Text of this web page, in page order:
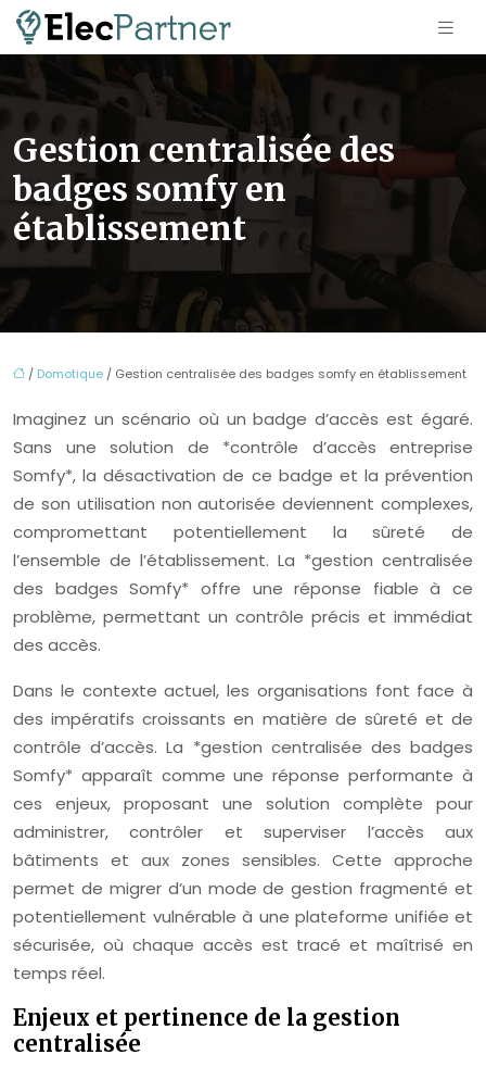
Gestion centralisée des
badges somfy en
établissement
/ Domotique / Gestion centralisée des badges somfy en établissement
Imaginez un scénario où un badge d’accès est égaré.
Sans une solution de *contrôle d’accès entreprise
Somfy*, la désactivation de ce badge et la prévention
de son utilisation non autorisée deviennent complexes,
compromettant potentiellement la sûreté de
l’ensemble de l’établissement. La *gestion centralisée
des badges Somfy* offre une réponse fiable à ce
problème, permettant un contrôle précis et immédiat
des accès.
Dans le contexte actuel, les organisations font face à
des impératifs croissants en matière de sûreté et de
contrôle d’accès. La *gestion centralisée des badges
Somfy* apparaît comme une réponse performante à
ces enjeux, proposant une solution complète pour
administrer, contrôler et superviser l’accès aux
bâtiments et aux zones sensibles. Cette approche
permet de migrer d’un mode de gestion fragmenté et
potentiellement vulnérable à une plateforme unifiée et
sécurisée, où chaque accès est tracé et maîtrisé en
temps réel.
Enjeux et pertinence de la gestion
centralisée